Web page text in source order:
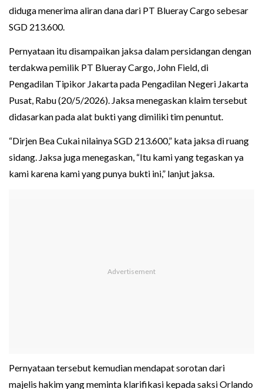
diduga menerima aliran dana dari PT Blueray Cargo sebesar
SGD 213.600.
Pernyataan itu disampaikan jaksa dalam persidangan dengan
terdakwa pemilik PT Blueray Cargo, John Field, di
Pengadilan Tipikor Jakarta pada Pengadilan Negeri Jakarta
Pusat, Rabu (20/5/2026). Jaksa menegaskan klaim tersebut
didasarkan pada alat bukti yang dimiliki tim penuntut.
“Dirjen Bea Cukai nilainya SGD 213.600,” kata jaksa di ruang
sidang. Jaksa juga menegaskan, “Itu kami yang tegaskan ya
kami karena kami yang punya bukti ini,” lanjut jaksa.
Pernyataan tersebut kemudian mendapat sorotan dari
majelis hakim yang meminta klarifikasi kepada saksi Orlando